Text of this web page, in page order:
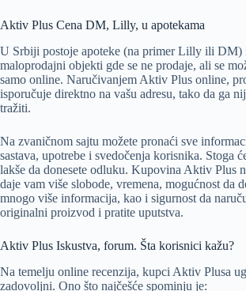
Aktiv Plus Cena DM, Lilly, u apotekama
U Srbiji postoje apoteke (na primer Lilly ili
maloprodajni objekti gde se ne prodaje, ali se
samo online. Naručivanjem Aktiv Plus online,
isporučuje direktno na vašu adresu, tako da ga
tražiti.
Na zvaničnom sajtu možete pronaći sve
sastava, upotrebe i svedočenja korisnika. Stoga
lakše da donesete odluku. Kupovina Aktiv Plus
daje vam više slobode, vremena, mogućnost da
mnogo više informacija, kao i sigurnost da
originalni proizvod i pratite uputstva.
Aktiv Plus Iskustva, forum. Šta korisnici kažu?
Na temelju online recenzija, kupci Aktiv Plusa
zadovoljni. Ono što najčešće spominju je: